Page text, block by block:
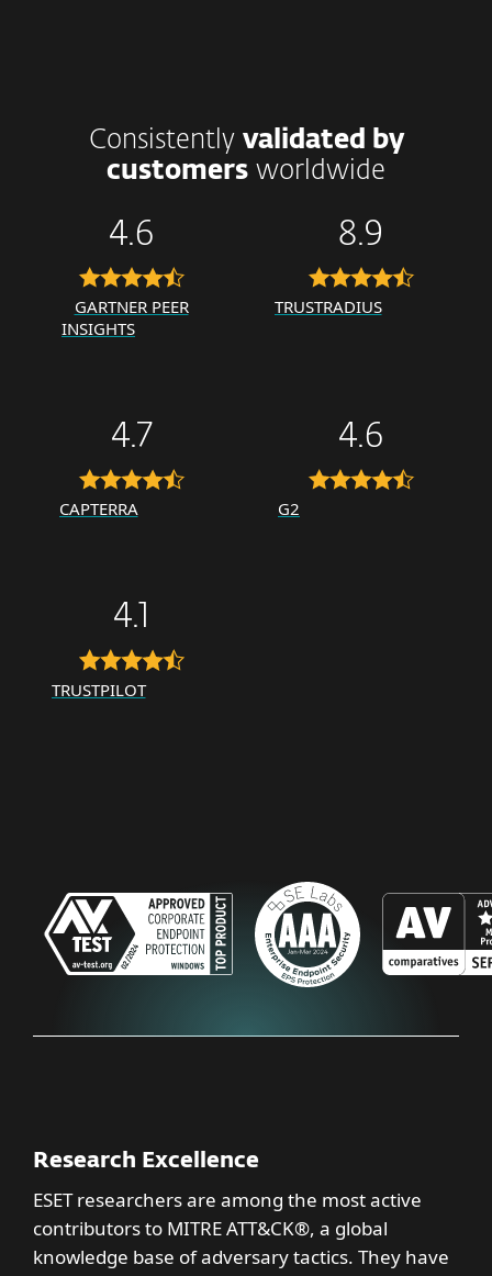
Consistently validated by
customers worldwide
4.6
GARTNER PEER
INSIGHTS
8.9
TRUSTRADIUS
4.7
CAPTERRA
4.6
G2
4.1
TRUSTPILOT
Research Excellence
ESET researchers are among the most active
contributors to MITRE ATT&CK®, a global
knowledge base of adversary tactics. They have